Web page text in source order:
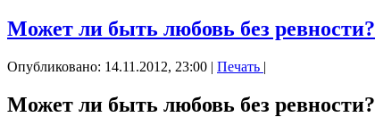
Может ли быть любовь без ревности?
Опубликовано: 14.11.2012, 23:00 | Печать |
Может ли быть любовь без ревности?